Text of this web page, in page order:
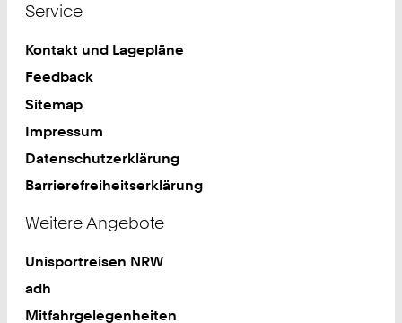
Service
Kontakt und Lagepläne
Feedback
Sitemap
Impressum
Datenschutzerklärung
Barrierefreiheitserklärung
Weitere Angebote
Unisportreisen NRW
adh
Mitfahrgelegenheiten